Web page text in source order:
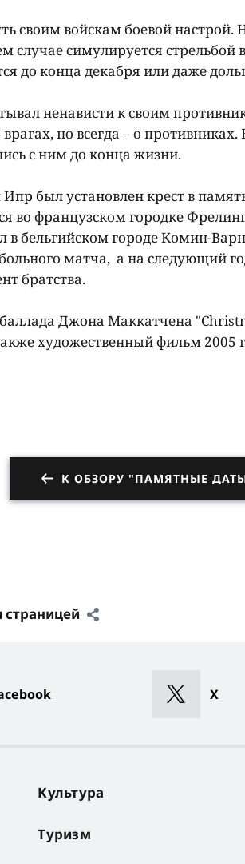
своим войскам боевой настрой.
случае симулируется стрельбой
до конца декабря или даже
ненависти к своим
но всегда – о
с ним до конца жизни.
был установлен крест в
во французском городке
бельгийском городе Комин-
матча, а на следующий
братства.
Джона Маккатчена
художественный фильм 2005
К ОБЗОРУ "ПАМЯТНЫЕ
страницей
X
Культура
Туризм